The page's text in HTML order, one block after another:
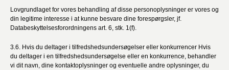
Lovgrundlaget for vores behandling af disse personoplysninger er vores og
din legitime interesse i at kunne besvare dine forespørgsler, jf.
Databeskyttelsesforordningens art. 6, stk. 1(f).
3.6. Hvis du deltager i tilfredshedsundersøgelser eller konkurrencer Hvis
du deltager i en tilfredshedsundersøgelse eller en konkurrence, behandler
vi dit navn, dine kontaktoplysninger og eventuelle andre oplysninger, du